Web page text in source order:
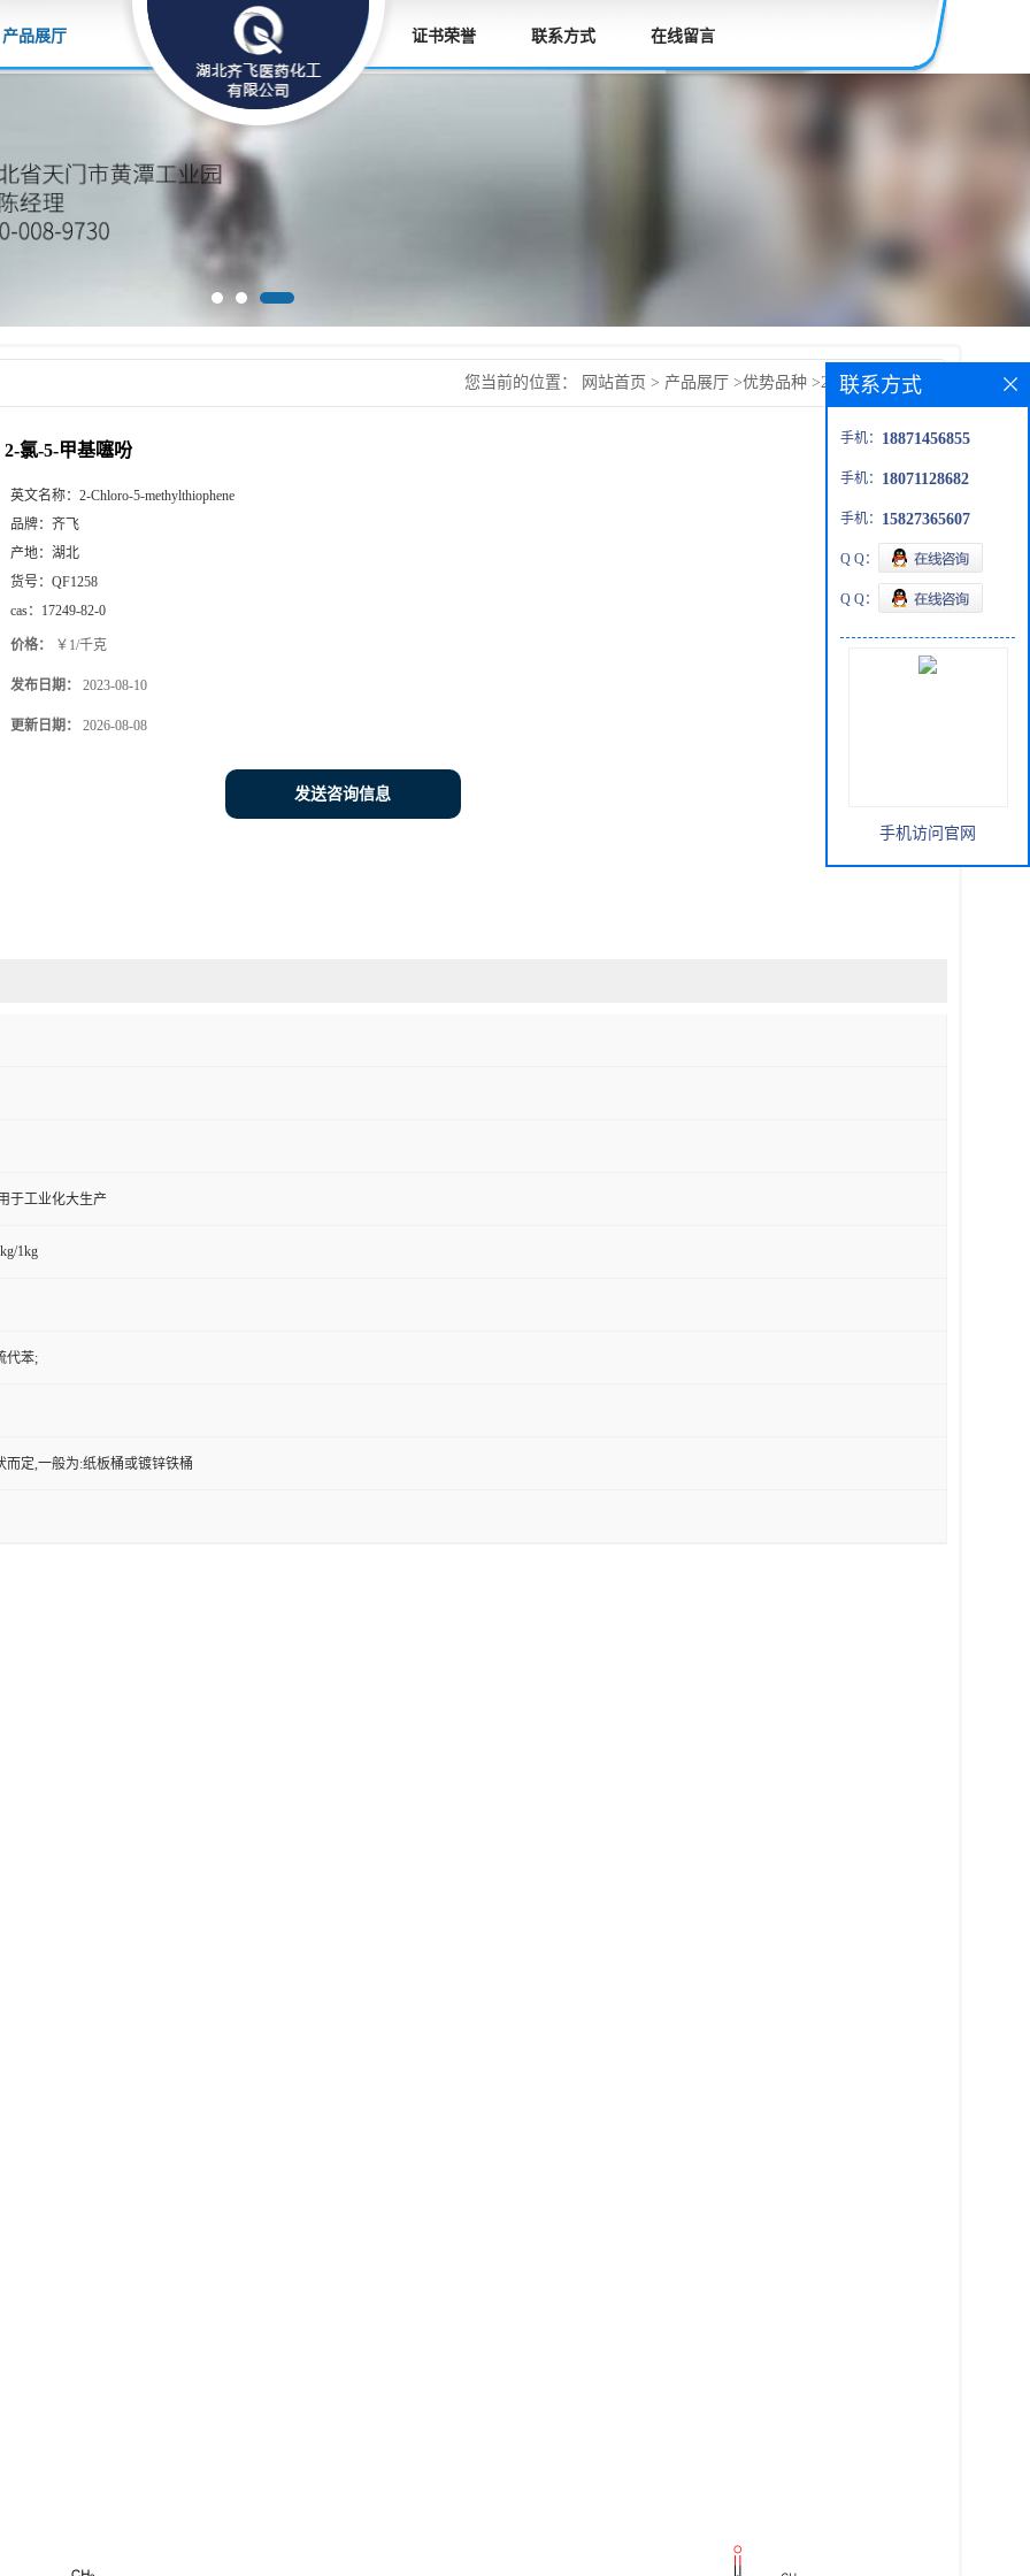
产品展厅 证书荣誉 联系方式 在线留言
您当前的位置： 网站首页 > 产品展厅 >优势品种 >2-氯-5-甲基噻吩
2-氯-5-甲基噻吩
英文名称： 2-Chloro-5-methylthiophene
品牌： 齐飞
产地： 湖北
货号： QF1258
cas： 17249-82-0
价格： ￥1/千克
发布日期： 2023-08-10
更新日期： 2026-08-08
发送咨询信息
于工业化大生产
1kg
代苯;
而定,一般为:纸板桶或镀锌铁桶
联系方式
手机： 18871456855
手机： 18071128682
手机： 15827365607
Q Q：
Q Q：
手机访问官网